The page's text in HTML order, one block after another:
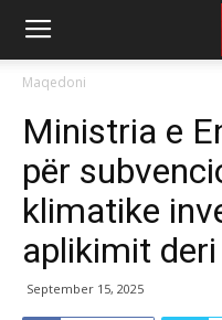
Maqedoni
Ministria e
për
klimatike
aplikimit
September 15, 2025